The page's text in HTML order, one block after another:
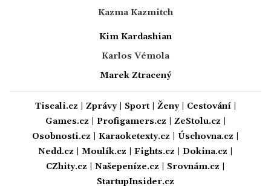
Kazma Kazmitch
Kim Kardashian
Karlos Vémola
Marek Ztracený
Tiscali.cz Zprávy| Sport| Ženy| Cestování|
Games.cz
Profigamers.cz ZeStolu.cz
Osobnosti.cz
Karaoketexty.cz Úschovna.cz
Nedd.cz
Moulík.cz Fights.cz Dokina.cz
CZhity.cz
Našepeníze.cz Srovnám.cz
StartupInsider.cz